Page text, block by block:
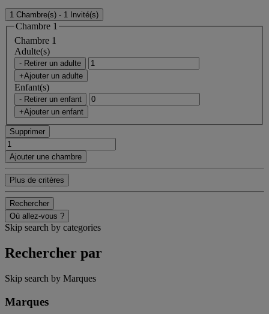
1 Chambre(s) - 1 Invité(s)
Chambre 1
Chambre 1
Adulte(s)
- Retirer un adulte
+Ajouter un adulte
Enfant(s)
- Retirer un enfant
+Ajouter un enfant
Supprimer
Ajouter une chambre
Plus de critères
Rechercher
Où allez-vous ?
Skip search by categories
Rechercher par
Skip search by Marques
Marques